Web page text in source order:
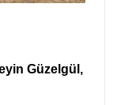
Güzelgül,